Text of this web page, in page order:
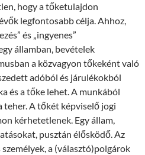
hogy a tőketulajdon
legfontosabb célja. Ahhoz,
és „ingyenes”
államban, bevételek
a közvagyon tőkeként való
adóból és járulékokból
és a tőke lehet. A munkából
teher. A tőkét képviselő jogi
kérhetetlenek. Egy állam,
pusztán élősködő. Az
a (választó)polgárok